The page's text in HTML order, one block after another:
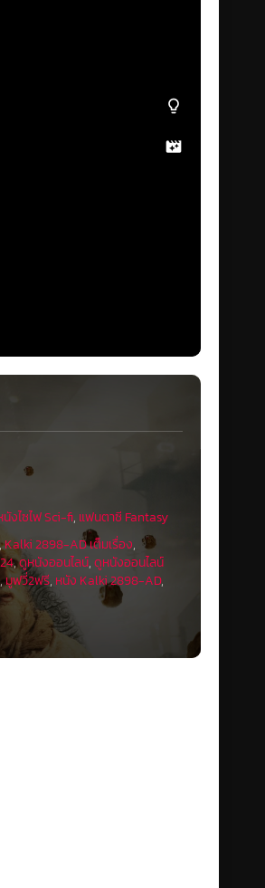
นังไซไฟ Sci-fi, แฟนตาซี Fantasy
,Kalki 2898-AD เต็มเรื่อง,
,ดูหนังออนไลน์,ดูหนังออนไลน์
,มูฟวี่2ฟรี, หนัง Kalki 2898-AD,